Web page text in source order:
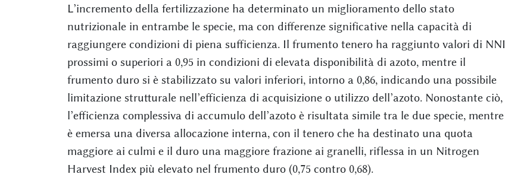
L’incremento della fertilizzazione ha determinato un miglioramento dello stato
nutrizionale in entrambe le specie, ma con differenze significative nella capacità di
raggiungere condizioni di piena sufficienza. Il frumento tenero ha raggiunto valori di NNI
prossimi o superiori a 0,95 in condizioni di elevata disponibilità di azoto, mentre il
frumento duro si è stabilizzato su valori inferiori, intorno a 0,86, indicando una possibile
limitazione strutturale nell’efficienza di acquisizione o utilizzo dell’azoto. Nonostante ciò,
l’efficienza complessiva di accumulo dell’azoto è risultata simile tra le due specie, mentre
è emersa una diversa allocazione interna, con il tenero che ha destinato una quota
maggiore ai culmi e il duro una maggiore frazione ai granelli, riflessa in un Nitrogen
Harvest Index più elevato nel frumento duro (0,75 contro 0,68).